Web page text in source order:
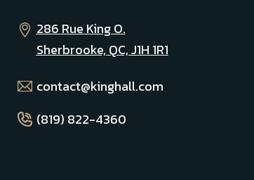
286 Rue King O.
Sherbrooke, QC, J1H 1R1
contact@kinghall.com
(819) 822-4360